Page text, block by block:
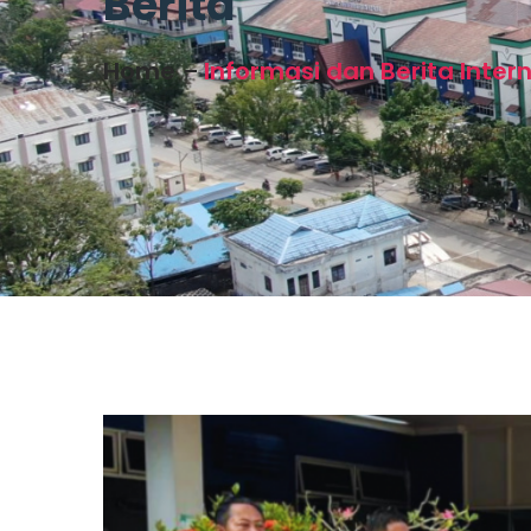
Home Informasi dan Berita